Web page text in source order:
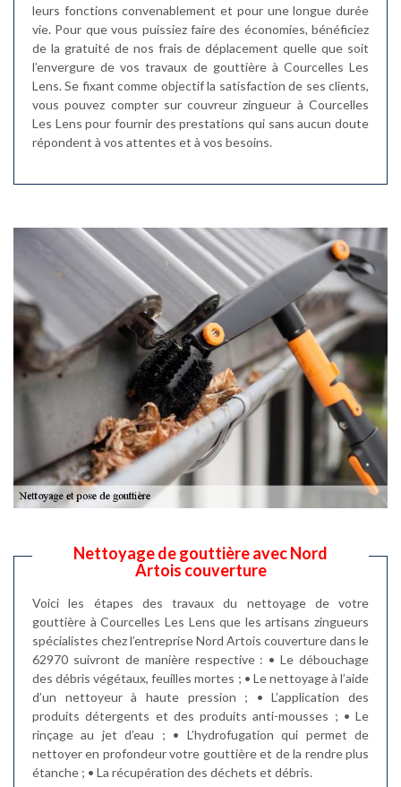
leurs fonctions convenablement et pour une longue durée
vie. Pour que vous puissiez faire des économies, bénéficiez
de la gratuité de nos frais de déplacement quelle que soit
l’envergure de vos travaux de gouttière à Courcelles Les
Lens. Se fixant comme objectif la satisfaction de ses clients,
vous pouvez compter sur couvreur zingueur à Courcelles
Les Lens pour fournir des prestations qui sans aucun doute
répondent à vos attentes et à vos besoins.
Nettoyage de gouttière avec Nord
Artois couverture
Voici les étapes des travaux du nettoyage de votre
gouttière à Courcelles Les Lens que les artisans zingueurs
spécialistes chez l’entreprise Nord Artois couverture dans le
62970 suivront de manière respective : • Le débouchage
des débris végétaux, feuilles mortes ; • Le nettoyage à l’aide
d’un nettoyeur à haute pression ; • L’application des
produits détergents et des produits anti-mousses ; • Le
rinçage au jet d’eau ; • L’hydrofugation qui permet de
nettoyer en profondeur votre gouttière et de la rendre plus
étanche ; • La récupération des déchets et débris.